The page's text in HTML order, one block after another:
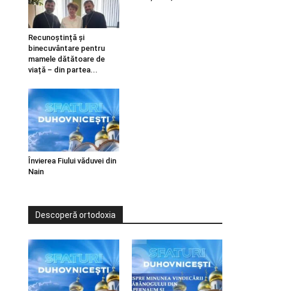
Recunoștință și
binecuvântare pentru
mamele dătătoare de
viață – din partea...
Învierea Fiului văduvei din
Nain
Descoperă ortodoxia